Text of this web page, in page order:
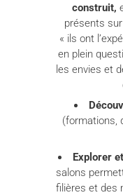
construit,
présents
« ils ont
en plein
les envies et
(formations,
Explorer
salons
filières et des